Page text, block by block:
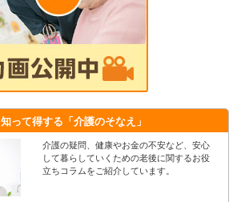
知って得する 「介護のそなえ」
介護の疑問、健康やお金の不安など、安心
して暮らしていくための老後に関するお役
立ちコラムをご紹介しています。